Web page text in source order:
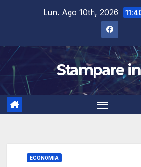
Lun. Ago 10th, 2026
Stampare
ECONOMIA